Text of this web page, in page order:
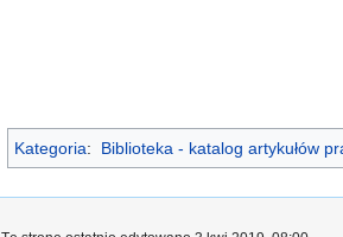
Kategoria: Biblioteka - katalog artykułów